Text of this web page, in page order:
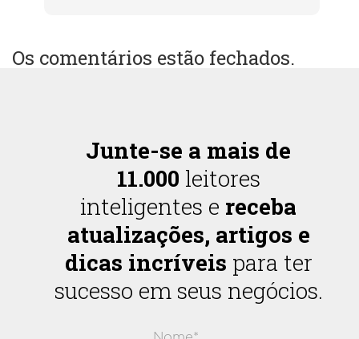
Os comentários estão fechados.
Junte-se a mais de
11.000 leitores
inteligentes e receba
atualizações, artigos e
dicas incríveis para ter
sucesso em seus negócios.